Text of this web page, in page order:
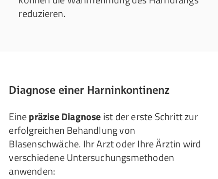
reduzieren.
Diagnose einer Harninkontinenz
Einepräzise Diagnoseist der erste Schritt zur
erfolgreichen Behandlung von
Blasenschwäche. Ihr Arzt oder Ihre Ärztin wird
verschiedene Untersuchungsmethoden
anwenden: